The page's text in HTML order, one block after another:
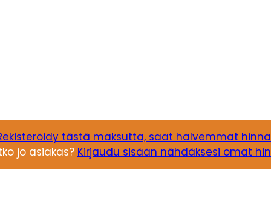
tästä maksutta, saat halvemmat
jo asiakas? Kirjaudu sisään nähdäksesi omat